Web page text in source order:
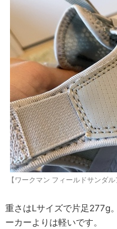
【ワークマン フィールドサンダ
重さはLサイズで片足277g
ーカーよりは軽いです。